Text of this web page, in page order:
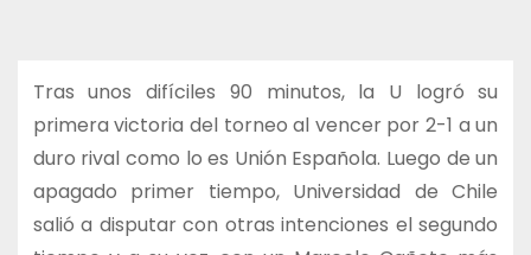
Tras unos difíciles 90 minutos, la U logró su
primera victoria del torneo al vencer por 2-1 a un
duro rival como lo es Unión Española. Luego de un
apagado primer tiempo, Universidad de Chile
salió a disputar con otras intenciones el segundo